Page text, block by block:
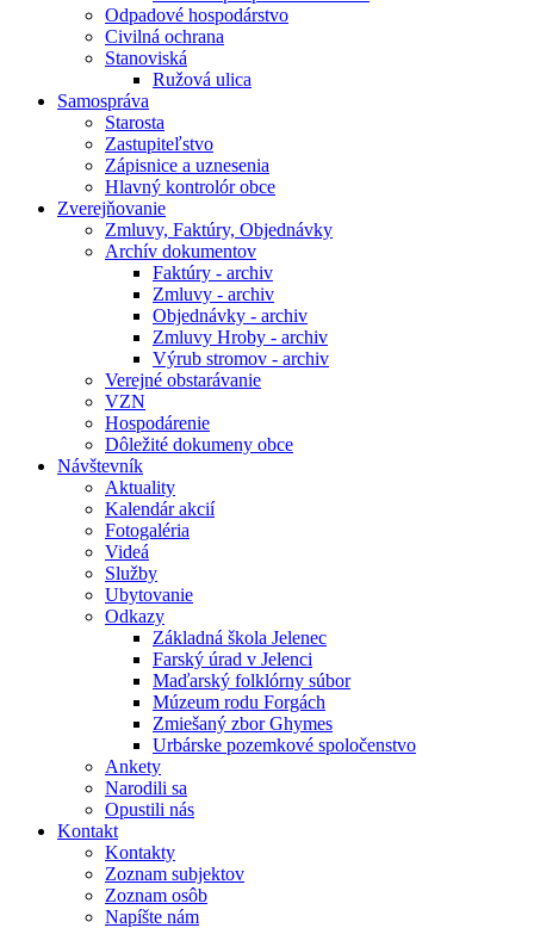
Odpadové hospodárstvo
Civilná ochrana
Stanoviská
Ružová ulica
Samospráva
Starosta
Zastupiteľstvo
Zápisnice a uznesenia
Hlavný kontrolór obce
Zverejňovanie
Zmluvy, Faktúry, Objednávky
Archív dokumentov
Faktúry - archiv
Zmluvy - archiv
Objednávky - archiv
Zmluvy Hroby - archiv
Výrub stromov - archiv
Verejné obstarávanie
VZN
Hospodárenie
Dôležité dokumeny obce
Návštevník
Aktuality
Kalendár akcií
Fotogaléria
Videá
Služby
Ubytovanie
Odkazy
Základná škola Jelenec
Farský úrad v Jelenci
Maďarský folklórny súbor
Múzeum rodu Forgách
Zmiešaný zbor Ghymes
Urbárske pozemkové spoločenstvo
Ankety
Narodili sa
Opustili nás
Kontakt
Kontakty
Zoznam subjektov
Zoznam osôb
Napíšte nám